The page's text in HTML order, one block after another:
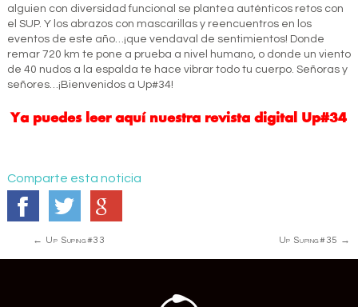
alguien con diversidad funcional se plantea auténticos retos con
el SUP. Y los abrazos con mascarillas y reencuentros en los
eventos de este año…¡que vendaval de sentimientos! Donde
remar 720 km te pone a prueba a nivel humano, o donde un viento
de 40 nudos a la espalda te hace vibrar todo tu cuerpo. Señoras y
señores…¡Bienvenidos a Up#34!
Ya puedes leer aquí nuestra revista digital Up#34
Comparte esta noticia
Navegación
de
← Up Suping#33 Up Suping#35 →